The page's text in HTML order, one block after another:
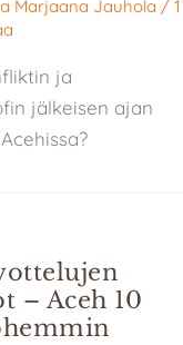
Marjaana Jauhola / 1
ja
jälkeisen ajan
– Aceh 10